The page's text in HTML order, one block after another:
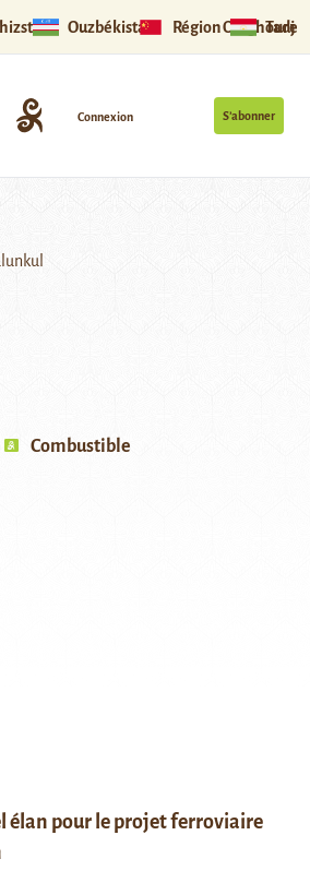
Ouzbékistan Région Ouïghoure
S’abonner
Connexion
Combustible
élan pour le projet ferroviaire